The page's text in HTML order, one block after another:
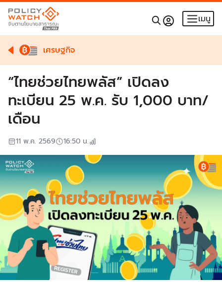
เมนู
เศรษฐกิจ
“ไทยช่วยไทยพลัส” เปิดลง
ทะเบียน 25 พ.ค. รับ 1,000 บาท/
เดือน
11 พ.ค. 2569 16:50 น.